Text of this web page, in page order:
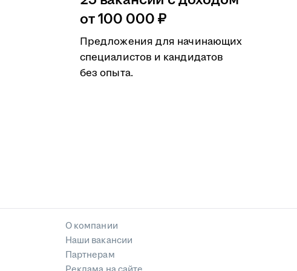
от 100 000 ₽
Предложения для начинающих
специалистов и кандидатов
без опыта.
О компании
Наши вакансии
Партнерам